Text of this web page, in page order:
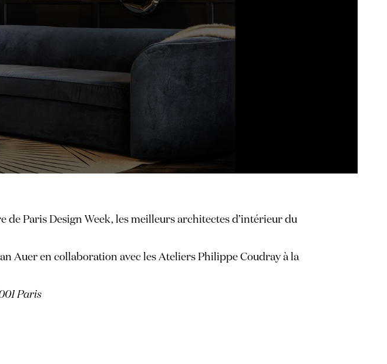
de Paris Design Week, les meilleurs architectes d’intérieur du
Auer en collaboration avec les Ateliers Philippe Coudray à la
Paris